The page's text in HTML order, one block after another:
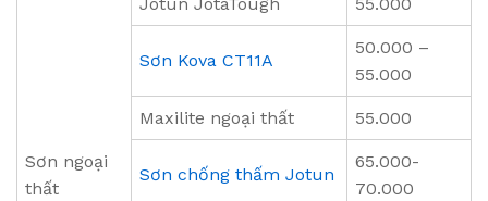
Sơn ngoại
thất
Sơn Kova CT11A
50.000 –
55.000
Maxilite ngoại thất 55.000
Sơn chống thấm Jotun
65.000-
70.000